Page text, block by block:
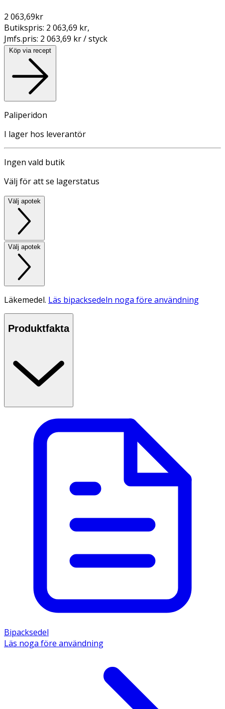
2 063,69kr
Butikspris: 2 063,69 kr,
Jmfs.pris: 2 063,69 kr / styck
Köp via recept
Paliperidon
I lager hos leverantör
Ingen vald butik
Välj för att se lagerstatus
Välj apotek
Välj apotek
Läkemedel. Läs bipacksedeln noga före användning
Produktfakta
Bipacksedel
Läs noga före användning